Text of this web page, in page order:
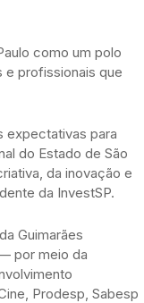
como um polo
e profissionais que
expectativas para
do Estado de São
da inovação e
da InvestSP.
Guimarães
por meio da
Prodesp, Sabesp